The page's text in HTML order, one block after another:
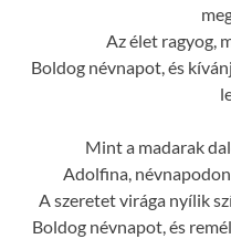
Az élet ragyog,
Boldog névnapot, és
Mint a madarak
Adolfina,
A szeretet virága nyílik
Boldog névnapot, és